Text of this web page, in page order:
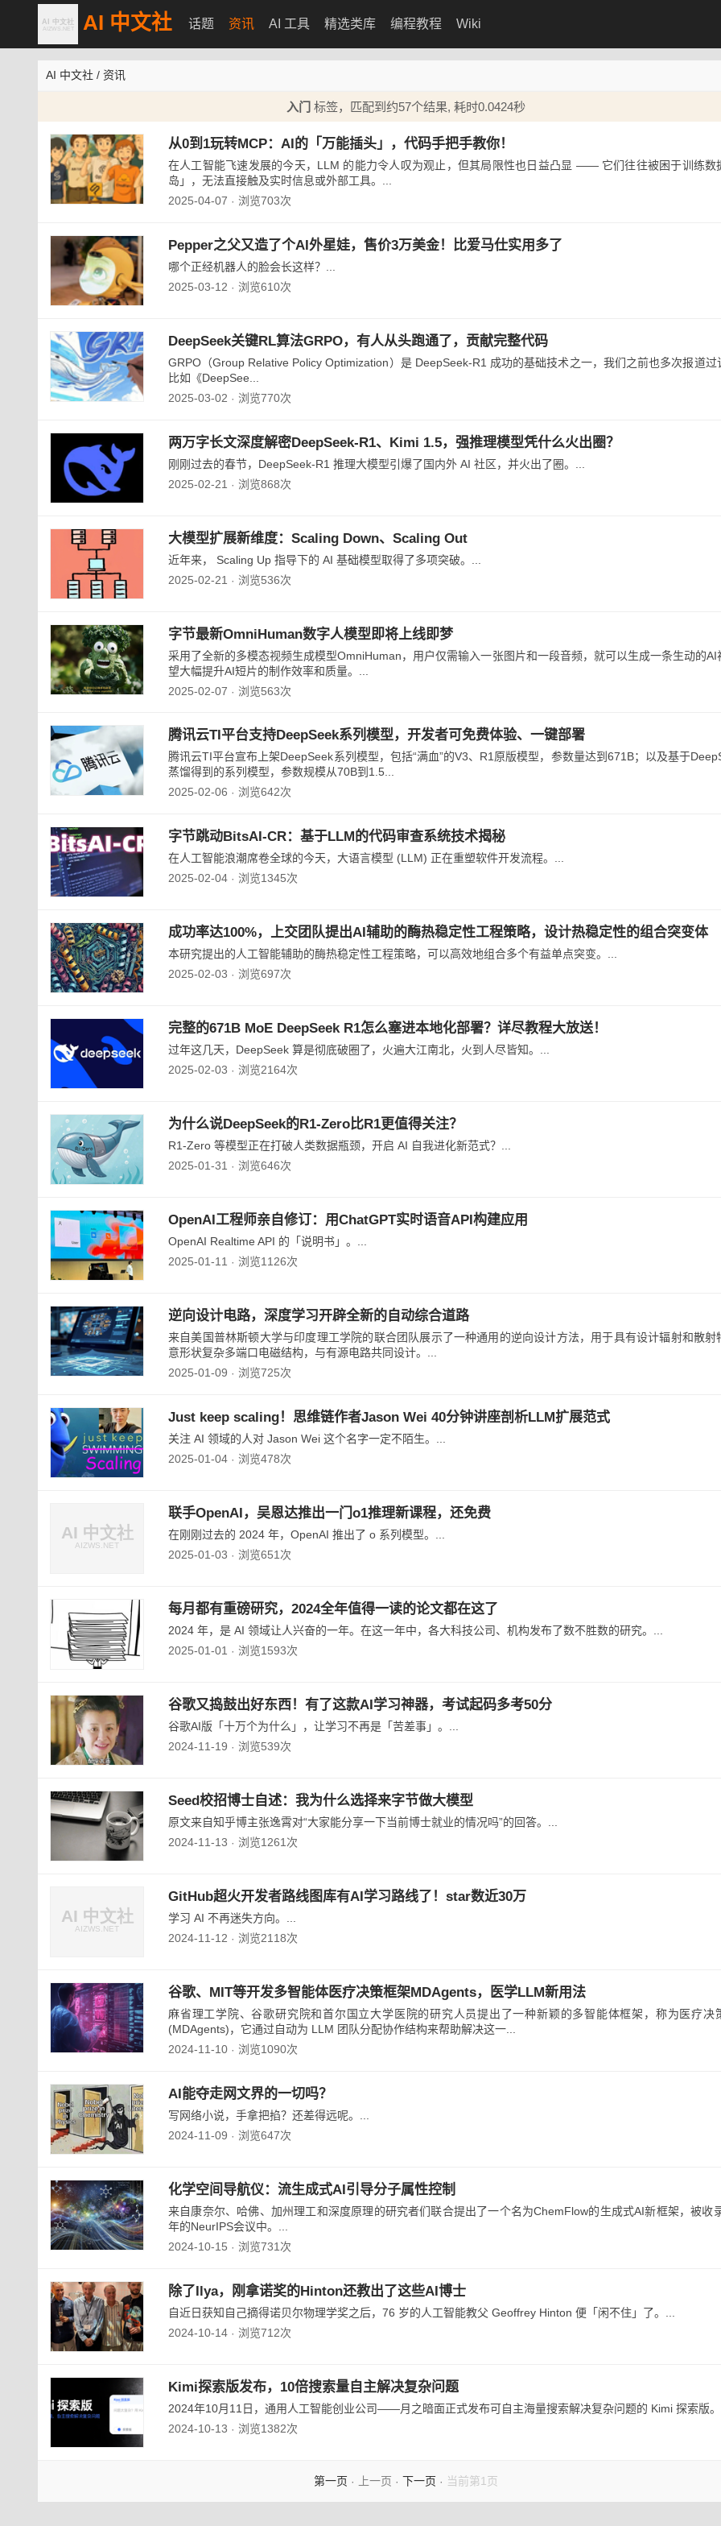
AI 中文社 话题 资讯 AI 工具 精选类库 编程教程 Wiki
AI 中文社 / 资讯
入门 标签，匹配到约57个结果, 耗时0.0424秒
从0到1玩转MCP：AI的「万能插头」，代码手把手教你！
在人工智能飞速发展的今天，LLM 的能力令人叹为观止，但其局限性也日益凸显 —— 它们往往被困于训练数
岛」，无法直接触及实时信息或外部工具。...
2025-04-07 · 浏览703次
Pepper之父又造了个AI外星娃，售价3万美金！比爱马仕实用多了
哪个正经机器人的脸会长这样？...
2025-03-12 · 浏览610次
DeepSeek关键RL算法GRPO，有人从头跑通了，贡献完整代码
GRPO（Group Relative Policy Optimization）是 DeepSeek-R1 成功的基础技术之一，我们之前也多次报道过
比如《DeepSee...
2025-03-02 · 浏览770次
两万字长文深度解密DeepSeek-R1、Kimi 1.5，强推理模型凭什么火出圈？
刚刚过去的春节，DeepSeek-R1 推理大模型引爆了国内外 AI 社区，并火出了圈。...
2025-02-21 · 浏览868次
大模型扩展新维度：Scaling Down、Scaling Out
近年来， Scaling Up 指导下的 AI 基础模型取得了多项突破。...
2025-02-21 · 浏览536次
字节最新OmniHuman数字人模型即将上线即梦
采用了全新的多模态视频生成模型OmniHuman，用户仅需输入一张图片和一段音频，就可以生成一条生动的AI
望大幅提升AI短片的制作效率和质量。...
2025-02-07 · 浏览563次
腾讯云TI平台支持DeepSeek系列模型，开发者可免费体验、一键部署
腾讯云TI平台宣布上架DeepSeek系列模型，包括“满血”的V3、R1原版模型，参数量达到671B；以及基于
蒸馏得到的系列模型，参数规模从70B到1.5...
2025-02-06 · 浏览642次
字节跳动BitsAI-CR：基于LLM的代码审查系统技术揭秘
在人工智能浪潮席卷全球的今天，大语言模型 (LLM) 正在重塑软件开发流程。...
2025-02-04 · 浏览1345次
成功率达100%，上交团队提出AI辅助的酶热稳定性工程策略，设计热稳定性的组合突变体
本研究提出的人工智能辅助的酶热稳定性工程策略，可以高效地组合多个有益单点突变。...
2025-02-03 · 浏览697次
完整的671B MoE DeepSeek R1怎么塞进本地化部署？详尽教程大放送！
过年这几天，DeepSeek 算是彻底破圈了，火遍大江南北，火到人尽皆知。...
2025-02-03 · 浏览2164次
为什么说DeepSeek的R1-Zero比R1更值得关注？
R1-Zero 等模型正在打破人类数据瓶颈，开启 AI 自我进化新范式？...
2025-01-31 · 浏览646次
OpenAI工程师亲自修订：用ChatGPT实时语音API构建应用
OpenAI Realtime API 的「说明书」。...
2025-01-11 · 浏览1126次
逆向设计电路，深度学习开辟全新的自动综合道路
来自美国普林斯顿大学与印度理工学院的联合团队展示了一种通用的逆向设计方法，用于具有设计辐射和散射
意形状复杂多端口电磁结构，与有源电路共同设计。...
2025-01-09 · 浏览725次
Just keep scaling！思维链作者Jason Wei 40分钟讲座剖析LLM扩展范式
关注 AI 领域的人对 Jason Wei 这个名字一定不陌生。...
2025-01-04 · 浏览478次
联手OpenAI，吴恩达推出一门o1推理新课程，还免费
在刚刚过去的 2024 年，OpenAI 推出了 o 系列模型。...
2025-01-03 · 浏览651次
每月都有重磅研究，2024全年值得一读的论文都在这了
2024 年，是 AI 领域让人兴奋的一年。在这一年中，各大科技公司、机构发布了数不胜数的研究。...
2025-01-01 · 浏览1593次
谷歌又捣鼓出好东西！有了这款AI学习神器，考试起码多考50分
谷歌AI版「十万个为什么」，让学习不再是「苦差事」。...
2024-11-19 · 浏览539次
Seed校招博士自述：我为什么选择来字节做大模型
原文来自知乎博主张逸霄对“大家能分享一下当前博士就业的情况吗”的回答。...
2024-11-13 · 浏览1261次
GitHub超火开发者路线图库有AI学习路线了！star数近30万
学习 AI 不再迷失方向。...
2024-11-12 · 浏览2118次
谷歌、MIT等开发多智能体医疗决策框架MDAgents，医学LLM新用法
麻省理工学院、谷歌研究院和首尔国立大学医院的研究人员提出了一种新颖的多智能体框架，称为医疗决
(MDAgents)，它通过自动为 LLM 团队分配协作结构来帮助解决这一...
2024-11-10 · 浏览1090次
AI能夺走网文界的一切吗？
写网络小说，手拿把掐？还差得远呢。...
2024-11-09 · 浏览647次
化学空间导航仪：流生成式AI引导分子属性控制
来自康奈尔、哈佛、加州理工和深度原理的研究者们联合提出了一个名为ChemFlow的生成式AI新框架，被收
年的NeurIPS会议中。...
2024-10-15 · 浏览731次
除了Ilya，刚拿诺奖的Hinton还教出了这些AI博士
自近日获知自己摘得诺贝尔物理学奖之后，76 岁的人工智能教父 Geoffrey Hinton 便「闲不住」了。...
2024-10-14 · 浏览712次
Kimi探索版发布，10倍搜索量自主解决复杂问题
2024年10月11日，通用人工智能创业公司——月之暗面正式发布可自主海量搜索解决复杂问题的 Kimi 探索版
2024-10-13 · 浏览1382次
第一页 · 上一页 · 下一页 · 当前第1页